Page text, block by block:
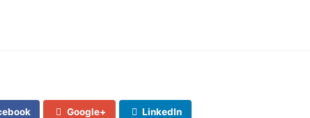
Google+ LinkedIn